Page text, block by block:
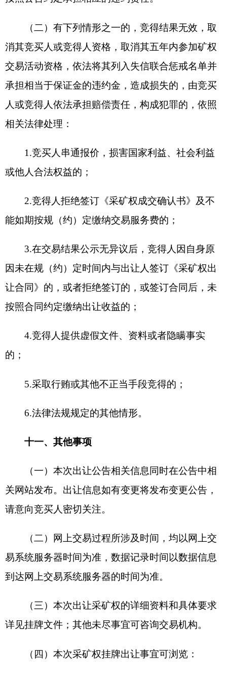
附件1：竞买人一般情况表
附件2：探矿权竞买申请书
附件3：法定代表人身份证明书
附件5：挂牌文件
分享:
打印本页 关闭窗口
各县（市）网站 媒体
地州市政府 区政府部门
省区市政府 国家部委局
新公网安备65300102000007号 新ICP备2022000247号
政府网站标识码：6530000002 法律声明 关于我们